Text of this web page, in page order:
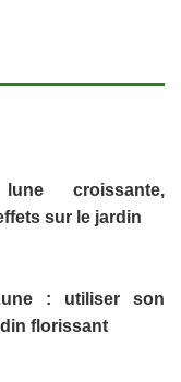
croissante,
sur le jardin
: utiliser son
florissant